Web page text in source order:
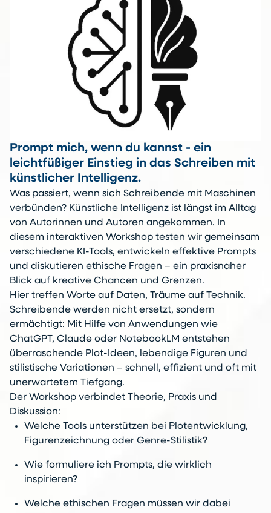
Prompt mich, wenn du kannst - ein
leichtfüßiger Einstieg in das Schreiben mit
künstlicher Intelligenz.
Was passiert, wenn sich Schreibende mit Maschinen
verbünden? Künstliche Intelligenz ist längst im Alltag
von Autorinnen und Autoren angekommen. In
diesem interaktiven Workshop testen wir gemeinsam
verschiedene KI-Tools, entwickeln effektive Prompts
und diskutieren ethische Fragen – ein praxisnaher
Blick auf kreative Chancen und Grenzen.
Hier treffen Worte auf Daten, Träume auf Technik.
Schreibende werden nicht ersetzt, sondern
ermächtigt: Mit Hilfe von Anwendungen wie
ChatGPT, Claude oder NotebookLM entstehen
überraschende Plot-Ideen, lebendige Figuren und
stilistische Variationen – schnell, effizient und oft mit
unerwartetem Tiefgang.
Der Workshop verbindet Theorie, Praxis und
Diskussion:
Welche Tools unterstützen bei Plotentwicklung,
Figurenzeichnung oder Genre-Stilistik?
Wie formuliere ich Prompts, die wirklich
inspirieren?
Welche ethischen Fragen müssen wir dabei